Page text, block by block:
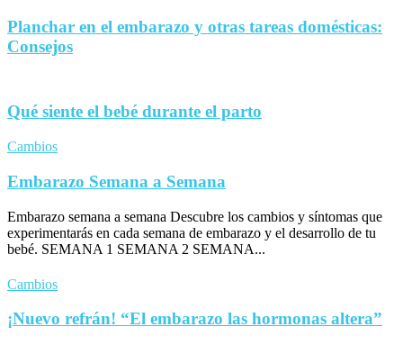
Planchar en el embarazo y otras tareas domésticas:
Consejos
Qué siente el bebé durante el parto
Cambios
Embarazo Semana a Semana
Embarazo semana a semana Descubre los cambios y síntomas que
experimentarás en cada semana de embarazo y el desarrollo de tu
bebé. SEMANA 1 SEMANA 2 SEMANA...
Cambios
¡Nuevo refrán! “El embarazo las hormonas altera”